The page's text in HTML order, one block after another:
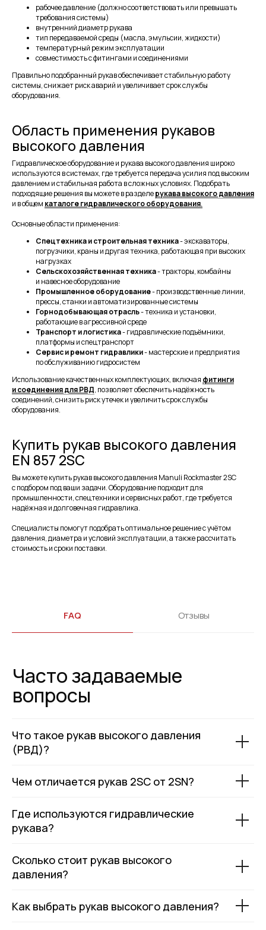
рабочее давление (должно соответствовать или превышать
требования системы)
внутренний диаметр рукава
тип передаваемой среды (масла, эмульсии, жидкости)
температурный режим эксплуатации
совместимость с фитингами и соединениями
Правильно подобранный рукав обеспечивает стабильную работу
системы, снижает риск аварий и увеличивает срок службы
оборудования.
Область применения рукавов
высокого давления
Гидравлическое оборудование и рукава высокого давления широко
используются в системах, где требуется передача усилия под высоким
давлением и стабильная работа в сложных условиях. Подобрать
подходящие решения вы можете в разделерукава высокого давления
и в общем каталоге гидравлического оборудования.
Основные области применения:
Спецтехника и строительная техника- экскаваторы,
погрузчики, краны и другая техника, работающая при высоких
нагрузках
Сельскохозяйственная техника- тракторы, комбайны
и навесное оборудование
Промышленное оборудование- производственные линии,
прессы, станки и автоматизированные системы
Горнодобывающая отрасль- техника и установки,
работающие в агрессивной среде
Транспорт и логистика- гидравлические подъёмники,
платформы и спецтранспорт
Сервис и ремонт гидравлики- мастерские и предприятия
по обслуживанию гидросистем
Использование качественных комплектующих, включая фитинги
и соединения для РВД, позволяет обеспечить надёжность
соединений, снизить риск утечек и увеличить срок службы
оборудования.
Купить рукав высокого давления
EN 857 2SC
Вы можете купить рукав высокого давления Manuli Rockmaster 2SC
с подбором под ваши задачи. Оборудование подходит для
промышленности, спецтехники и сервисных работ, где требуется
надёжная и долговечная гидравлика.
Специалисты помогут подобрать оптимальное решение с учётом
давления, диаметра и условий эксплуатации, а также рассчитать
стоимость и сроки поставки.
FAQ Отзывы
Что такое рукав высокого давления
(РВД)?
Чем отличается рукав 2SC от 2SN?
Где используются гидравлические
рукава?
Сколько стоит рукав высокого
давления?
Как выбрать рукав высокого давления?